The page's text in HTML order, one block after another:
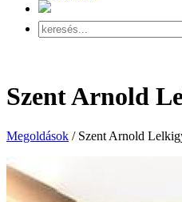
Szent Arnold
Megoldások / Szent Arnold